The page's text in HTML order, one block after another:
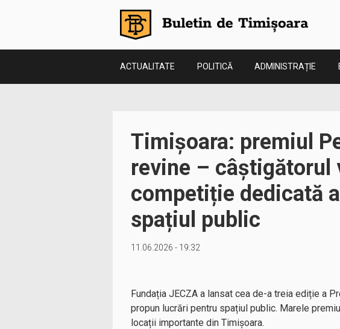
ACTUALITATE POLITICĂ ADMINISTRAȚIE
Timișoara: premiul
revine – câștigătorul
competiție dedicată
spațiul public
11.06.2026 - 19:32
Fundația JECZA a lansat cea de-a treia ediție a
propun lucrări pentru spațiul public. Marele
locații importante din Timișoara.